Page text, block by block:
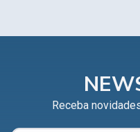
Receba